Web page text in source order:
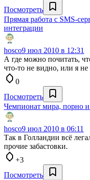
Посмотреть
Прямая работа с SMS-
интеграции
hosco9 июл 2010 в 12:31
А где можно почитать,
что-то не видно, или я
0
Посмотреть
Чемпионат мира, порно и
hosco9 июл 2010 в 06:11
Так в Голландии всё
прочие забастовки.
+3
Посмотреть